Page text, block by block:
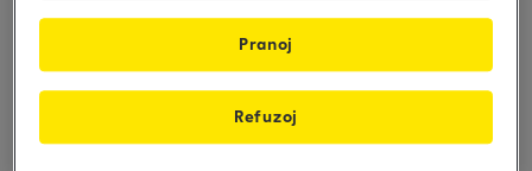
Kosovës ka shënuar një zgjerim të kufizuar në TM2
të vitit 2023. Gjatë TM2 të vitit 2023, ekonomia
vendase u rrit me vetëm 2.0%, dukshëm më e ulët
se norma jonë e parashikuar e rritjes dhe
parashikimet e subjekteve të tjera vendore. Kjo
Refuzoj
Pranoj